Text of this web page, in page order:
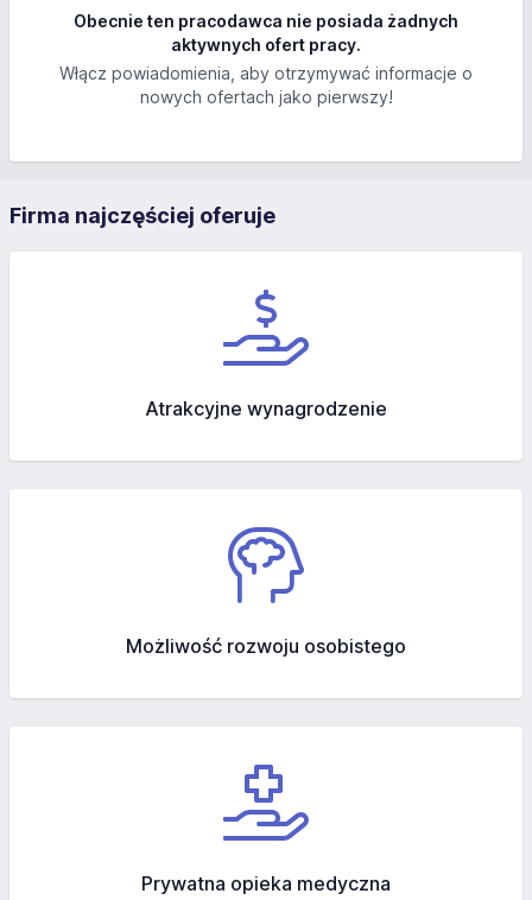
Obecnie ten pracodawca nie posiada żadnych
aktywnych ofert pracy.
Włącz powiadomienia, aby otrzymywać informacje o
nowych ofertach jako pierwszy!
Firma najczęściej oferuje
Atrakcyjne wynagrodzenie
Możliwość rozwoju osobistego
Prywatna opieka medyczna